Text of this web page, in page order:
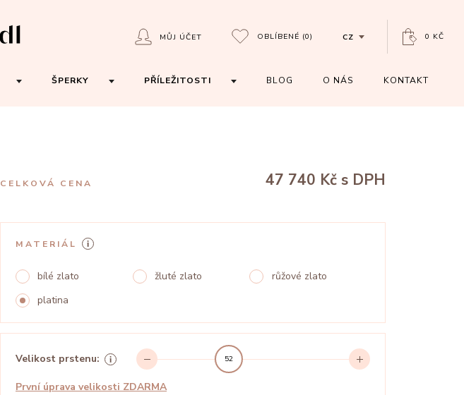
MŮJ ÚČET OBLÍBENÉ (0) CZ 0 KČ
ŠPERKY PŘÍLEŽITOSTI BLOG O NÁS KONTAKT
CELKOVÁ CENA 47 740 Kč s DPH
MATERIÁL
bílé zlato žluté zlato
růžové zlato
platina
Velikost prstenu: 52
První úprava velikosti ZDARMA